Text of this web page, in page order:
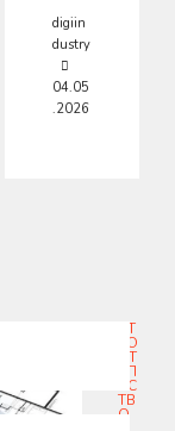
digiin
dustry
04.05
.2026
СТ
РО
ИТ
ЕЛ
ЬС
ТВ
О